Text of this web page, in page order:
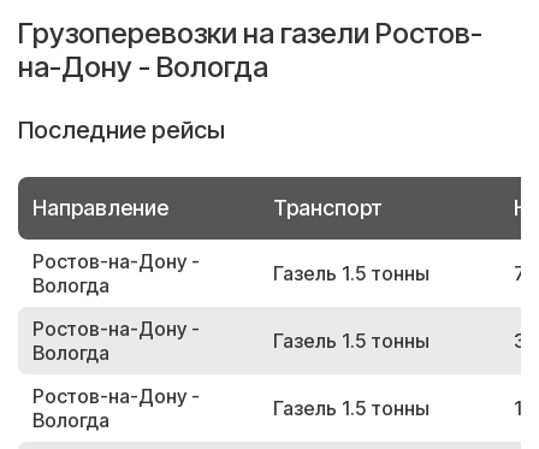
Грузоперевозки на газели Ростов-
на-Дону - Вологда
Последние рейсы
Направление Транспорт
Ростов-на-Дону -
Вологда
Газель 1.5 тонны
Ростов-на-Дону -
Вологда
Газель 1.5 тонны
Ростов-на-Дону -
Вологда
Газель 1.5 тонны